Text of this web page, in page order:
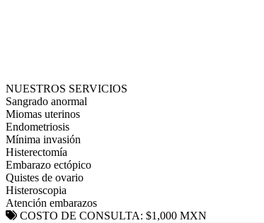
NUESTROS SERVICIOS
Sangrado anormal
Miomas uterinos
Endometriosis
Mínima invasión
Histerectomía
Embarazo ectópico
Quistes de ovario
Histeroscopia
Atención embarazos
COSTO DE CONSULTA: $1,000 MXN